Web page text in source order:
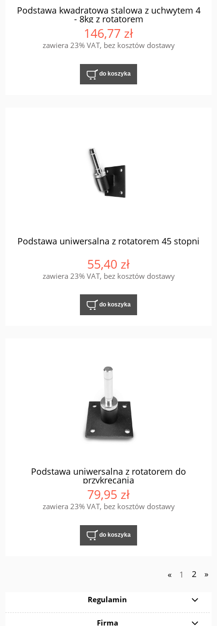
Podstawa kwadratowa stalowa z uchwytem 4
- 8kg z rotatorem
146,77 zł
zawiera 23% VAT, bez kosztów dostawy
do koszyka
Podstawa uniwersalna z rotatorem 45 stopni
55,40 zł
zawiera 23% VAT, bez kosztów dostawy
do koszyka
Podstawa uniwersalna z rotatorem do
przykręcania
79,95 zł
zawiera 23% VAT, bez kosztów dostawy
do koszyka
« 1 2 »
Regulamin
Firma